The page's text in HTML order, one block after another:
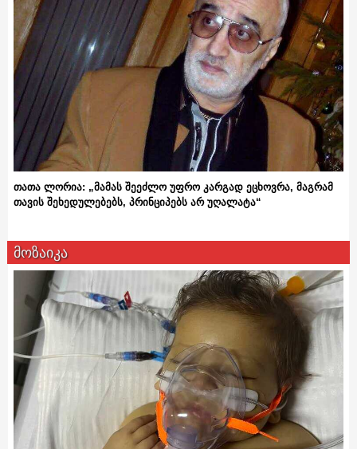
თათა ლორია: „მამას შეეძლო უფრო კარგად ეცხოვრა, მაგრამ
თავის შეხედულებებს, პრინციპებს არ უღალატა“
მოზაიკა